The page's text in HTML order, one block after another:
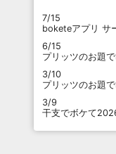
7/15
boketeアプリ サ
6/15
プリッツのお題
3/10
プリッツのお題
3/9
干支でボケて